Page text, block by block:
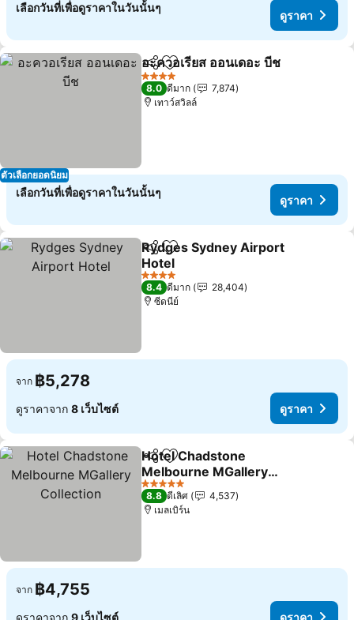
เลือกวันที่เพื่อดูราคาในวันนั้นๆ
ดูราคา
ตัวเลือกยอดนิยม
แชร์ เพิ่มในรายการโปรด
อะควอเรียส ออนเดอะ บีช
4 ดาว
8.0 ดีมาก
7,874
เทาว์สวิลล์
เลือกวันที่เพื่อดูราคาในวันนั้นๆ
ดูราคา
แชร์ เพิ่มในรายการโปรด
Rydges Sydney Airport
Hotel
ดูราคา
4 ดาว
8.4 ดีมาก
28,404
ซีดนีย์
จาก ฿5,278
ดูราคาจาก 8 เว็บไซต์ ดูราคา
แชร์ เพิ่มในรายการโปรด
Hotel Chadstone
Melbourne MGallery
Collection
ดูราคา
5 ดาว
8.8 ดีเลิศ
4,537
เมลเบิร์น
จาก ฿4,755
ดูราคาจาก 9 เว็บไซต์ ดูราคา